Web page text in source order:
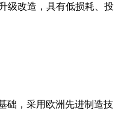
级改造，具有低损耗、投
础，采用欧洲先进制造技